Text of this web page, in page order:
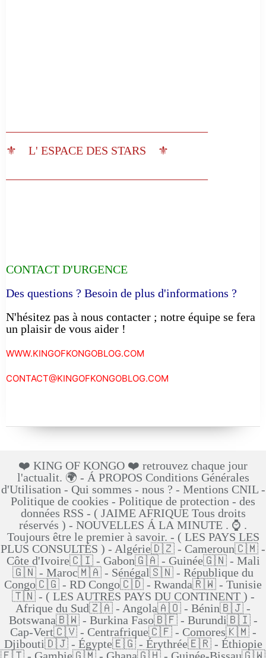
⚜️ L' ESPACE DES STARS ⚜️
CONTACT D'URGENCE
Des questions ? Besoin de plus d'informations ?
N'hésitez pas à nous contacter ; notre équipe se fera
un plaisir de vous aider !
WWW.KINGOFKONGOBLOG.COM
CONTACT@KINGOFKONGOBLOG.COM
❤️ KING OF KONGO ❤️ retrouvez chaque jour
l'actualit. 🌍 - Á PROPOS Conditions Générales
d'Utilisation - Qui sommes - nous ? - Mentions CNIL -
Politique de cookies - Politique de protection - des
données RSS - ( JAIME AFRIQUE Tous droits
réservés ) - NOUVELLES Á LA MINUTE . ⌚ .
Toujours être le premier à savoir. - ( LES PAYS LES
PLUS CONSULTÉS ) - Algérie🇩🇿 - Cameroun🇨🇲 -
Côte d'Ivoire🇨🇮 - Gabon🇬🇦 - Guinée🇬🇳 - Mali
🇬🇳 - Maroc🇲🇦 - Sénégal🇸🇳 - République du
Congo🇨🇬 - RD Congo🇨🇩 - Rwanda🇷🇼 - Tunisie
🇹🇳 - ( LES AUTRES PAYS DU CONTINENT ) -
Afrique du Sud🇿🇦 - Angola🇦🇴 - Bénin🇧🇯 -
Botswana🇧🇼 - Burkina Faso🇧🇫 - Burundi🇧🇮 -
Cap-Vert🇨🇻 - Centrafrique🇨🇫 - Comores🇰🇲 -
Djibouti🇩🇯 - Égypte🇪🇬 - Érythrée🇪🇷 - Éthiopie